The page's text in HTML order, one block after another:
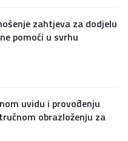
zahtjeva za dodjelu
pomoći u svrhu
uvidu i provođenju
obrazloženju za